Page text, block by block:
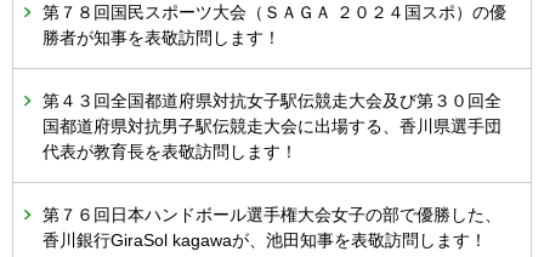
第７８回国民スポーツ大会（ＳＡＧＡ ２０２４国スポ）の優
勝者が知事を表敬訪問します！
第４３回全国都道府県対抗女子駅伝競走大会及び第３０回全
国都道府県対抗男子駅伝競走大会に出場する、香川県選手団
代表が教育長を表敬訪問します！
第７６回日本ハンドボール選手権大会女子の部で優勝した、
香川銀行GiraSol kagawaが、池田知事を表敬訪問します！